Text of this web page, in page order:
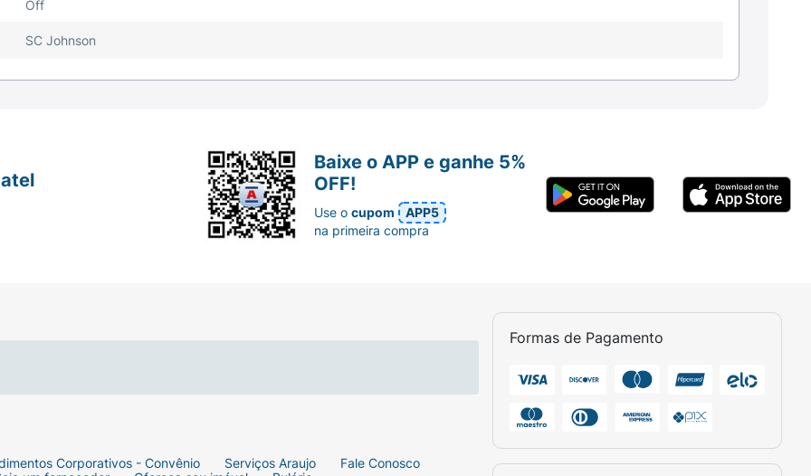
Off
SC Johnson
Corporativos - Convênio Serviços Araujo
Fale Conosco
Formas de Pagamento
Baixe o APP e ganhe 5%
OFF!
Use ocupom
APP5
na primeira compra